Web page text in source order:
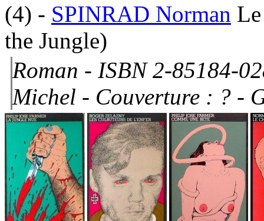
(4) - SPINRAD Norman
the Jungle)
Roman - ISBN 2-85184-
Michel - Couverture : ? -